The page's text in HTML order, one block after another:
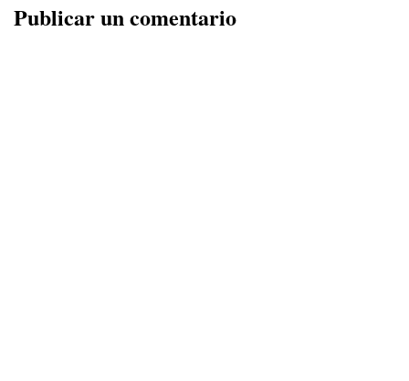
Publicar un comentario